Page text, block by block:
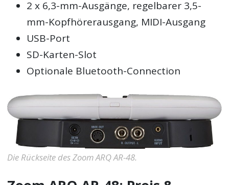
2 x 6,3-mm-Ausgänge, regelbarer 3,5-
mm-Kopfhörerausgang, MIDI-Ausgang
USB-Port
SD-Karten-Slot
Optionale Bluetooth-Connection
Die Rückseite des Zoom ARQ AR-48.